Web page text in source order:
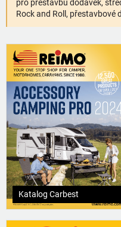
pro přestavbu dodávek,
Rock and Roll, přestavbové
Katalog Carbest